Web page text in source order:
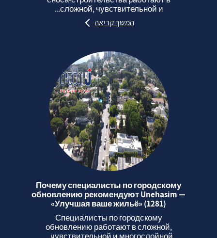
сложной, чувствительной и...
המשך קריאה
Почему специалисты по городскому
обновлению рекомендуют Unehasim —
«Улучшая ваше жильё» (1281)
Специалисты по городскому
обновлению работают в сложной,